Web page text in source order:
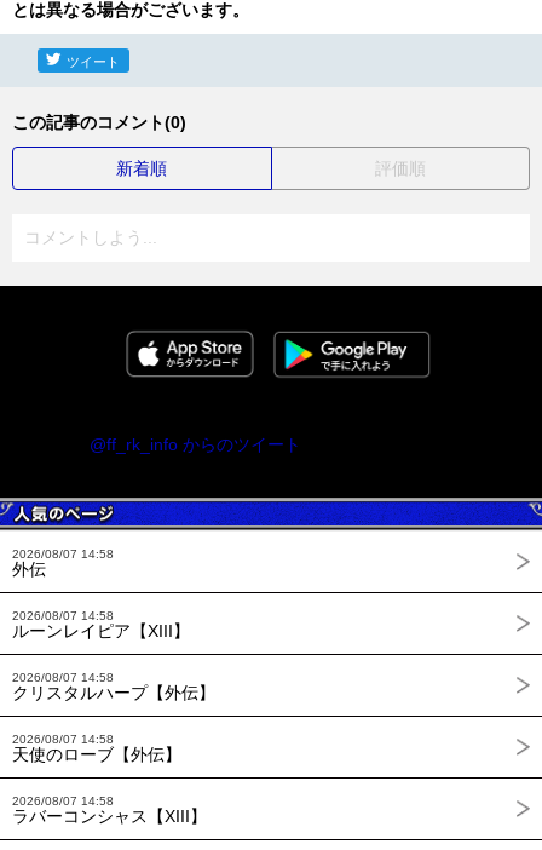
とは異なる場合がございます。
ツイート
この記事のコメント(0)
新着順 評価順
コメントしよう...
@ff_rk_info からのツイート
2026/08/07 14:58
外伝
2026/08/07 14:58
ルーンレイピア【XIII】
2026/08/07 14:58
クリスタルハープ【外伝】
2026/08/07 14:58
天使のローブ【外伝】
2026/08/07 14:58
ラバーコンシャス【XIII】